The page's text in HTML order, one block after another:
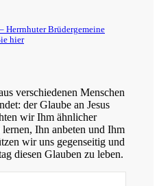
Herrnhuter Brüdergemeine
hier
verschiedenen Menschen
der Glaube an Jesus
wir Ihm ähnlicher
Ihn anbeten und Ihm
wir uns gegenseitig und
diesen Glauben zu leben.